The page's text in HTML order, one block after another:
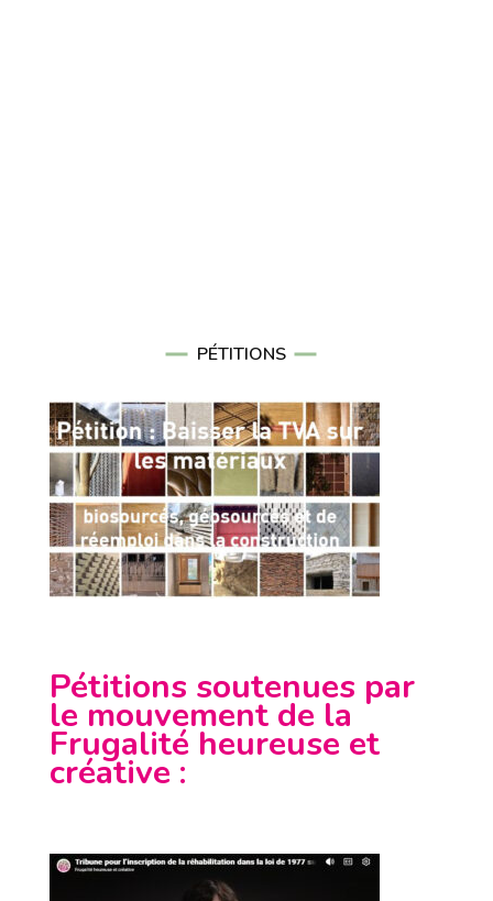
PÉTITIONS
Pétitions soutenues par
le mouvement de la
Frugalité heureuse et
créative :